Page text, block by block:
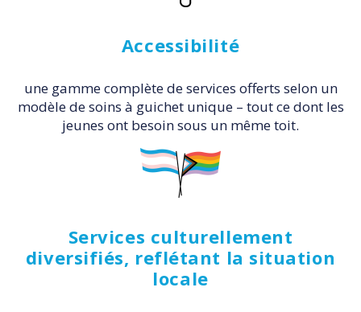
Accessibilité
une gamme complète de services offerts selon un
modèle de soins à guichet unique – tout ce dont les
jeunes ont besoin sous un même toit.
Services culturellement
diversifiés, reflétant la situation
locale